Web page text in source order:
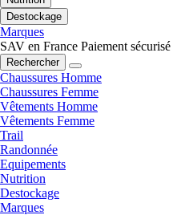
Destockage
Marques
SAV en France Paiement sécurisé
Rechercher
Chaussures Homme
Chaussures Femme
Vêtements Homme
Vêtements Femme
Trail
Randonnée
Equipements
Nutrition
Destockage
Marques